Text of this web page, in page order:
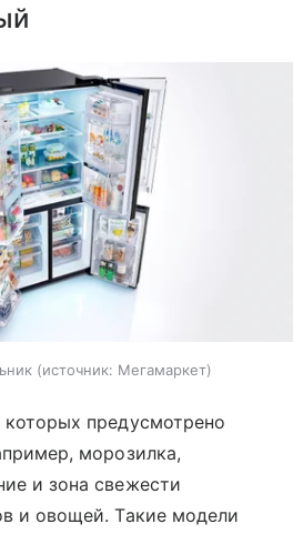
источник: Мегамаркет
предусмотрено
морозилка,
и зона свежести
и овощей. Такие модели